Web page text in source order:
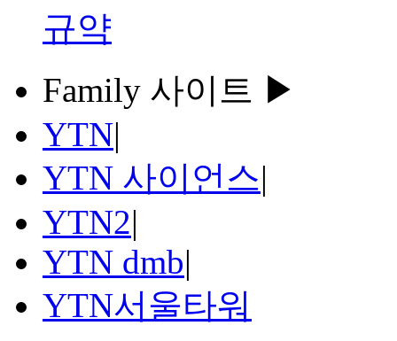
규약
Family 사이트 ▶
YTN|
YTN 사이언스|
YTN2|
YTN dmb|
YTN서울타워